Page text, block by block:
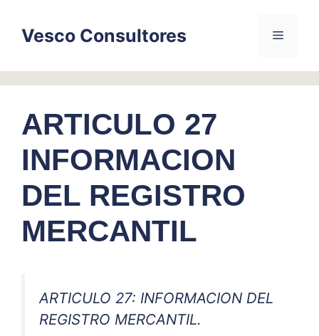
contentVesco Consultores Menu
ARTICULO 27
INFORMACION
DEL REGISTRO
MERCANTIL
ARTICULO 27: INFORMACION DEL
REGISTRO MERCANTIL.